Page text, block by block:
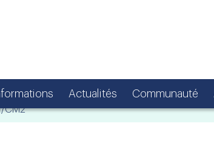
Actualités Communauté
CM2